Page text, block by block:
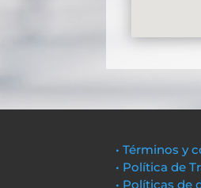
• Términos y
• Política de
• Políticas de